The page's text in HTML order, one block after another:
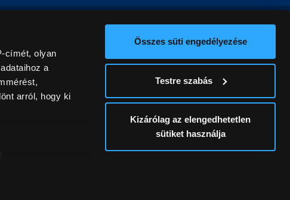
címét, olyan
a
arról, hogy ki
Összes süti engedélyezése
Testre szabás
Kizárólag az elengedhetetlen
sütiket használja
pontatlanságért